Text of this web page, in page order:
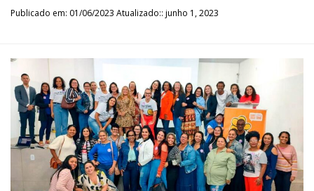
Publicado em: 01/06/2023 Atualizado:: junho 1, 2023